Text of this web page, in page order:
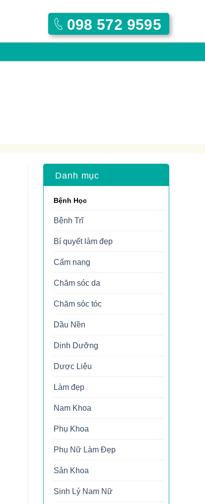
098 572 9595
Danh mục
Bệnh Học
Bệnh Trĩ
Bí quyết làm đẹp
Cẩm nang
Chăm sóc da
Chăm sóc tóc
Dầu Nền
Dinh Dưỡng
Dược Liệu
Làm đẹp
Nam Khoa
Phụ Khoa
Phụ Nữ Làm Đẹp
Sản Khoa
Sinh Lý Nam Nữ